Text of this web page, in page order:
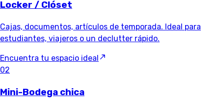
Locker / Clóset
Cajas, documentos, artículos de temporada. Ideal para
estudiantes, viajeros o un declutter rápido.
Encuentra tu espacio ideal
02
Mini-Bodega chica